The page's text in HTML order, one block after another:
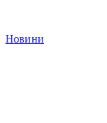
Новини